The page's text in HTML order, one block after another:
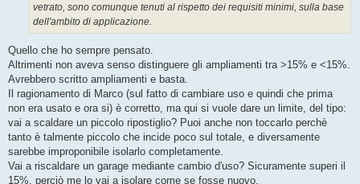
vetrato, sono comunque tenuti al rispetto dei requisiti minimi, sulla base
dell'ambito di applicazione.
Quello che ho sempre pensato.
Altrimenti non aveva senso distinguere gli ampliamenti tra >15% e <15%.
Avrebbero scritto ampliamenti e basta.
Il ragionamento di Marco (sul fatto di cambiare uso e quindi che prima
non era usato e ora si) è corretto, ma qui si vuole dare un limite, del tipo:
vai a scaldare un piccolo ripostiglio? Puoi anche non toccarlo perchè
tanto è talmente piccolo che incide poco sul totale, e diversamente
sarebbe improponibile isolarlo completamente.
Vai a riscaldare un garage mediante cambio d'uso? Sicuramente superi il
15%, perciò me lo vai a isolare come se fosse nuovo.